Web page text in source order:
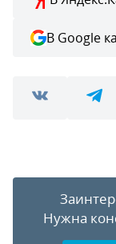
В Google
Нужна